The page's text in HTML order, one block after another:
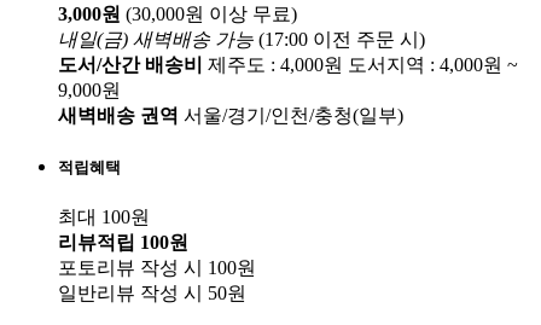
3,000원 (30,000원 이상 무료)
내일(금) 새벽배송가능 (17:00 이전 주문 시)
도서/산간 배송비 제주도 : 4,000원 도서지역 : 4,000원 ~
9,000원
새벽배송 권역 서울/경기/인천/충청(일부)
적립혜택
최대 100원
리뷰적립 100원
포토리뷰 작성 시
100원
일반리뷰 작성 시
50원